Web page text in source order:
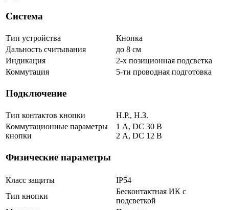
Система
Тип устройства
Кнопка
Дальность считывания
до 8 см
Индикация
2-х позиционная подсветка
Коммутация
5-ти проводная подготовка
Подключение
Тип контактов кнопки
Н.Р., Н.З.
Коммутационные параметры
кнопки
1 А, DC 30 В
2 A, DC 12 В
Физические параметры
Класс защиты
IP54
Тип кнопки
Бесконтактная ИК с
подсветкой